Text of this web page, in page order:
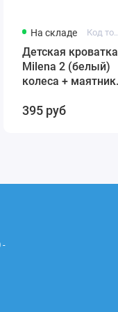
На складе Код товара: 431384246-12321
Детская кроватка
Milena 2 (белый)
колеса + маятник
быстросъемная
395 руб
-